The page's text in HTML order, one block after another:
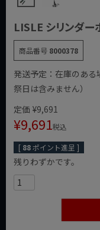
LISLE シリンダ
商品番号 8000378
発送予定：在庫のあ
祭日は含みません）
定価 ¥9,691
¥9,691税込
[ 88ポイント進呈 ]
残りわずかです。